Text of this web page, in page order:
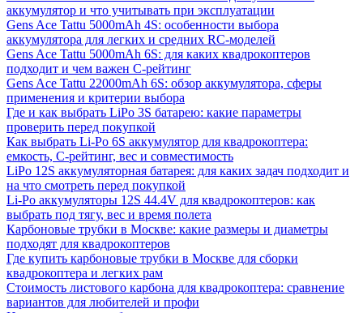
аккумулятор и что учитывать при эксплуатации
Gens Ace Tattu 5000mAh 4S: особенности выбора
аккумулятора для легких и средних RC-моделей
Gens Ace Tattu 5000mAh 6S: для каких квадрокоптеров
подходит и чем важен C-рейтинг
Gens Ace Tattu 22000mAh 6S: обзор аккумулятора, сферы
применения и критерии выбора
Где и как выбрать LiPo 3S батарею: какие параметры
проверить перед покупкой
Как выбрать Li-Po 6S аккумулятор для квадрокоптера:
емкость, C-рейтинг, вес и совместимость
LiPo 12S аккумуляторная батарея: для каких задач подходит и
на что смотреть перед покупкой
Li-Po аккумуляторы 12S 44.4V для квадрокоптеров: как
выбрать под тягу, вес и время полета
Карбоновые трубки в Москве: какие размеры и диаметры
подходят для квадрокоптеров
Где купить карбоновые трубки в Москве для сборки
квадрокоптера и легких рам
Стоимость листового карбона для квадрокоптера: сравнение
вариантов для любителей и профи